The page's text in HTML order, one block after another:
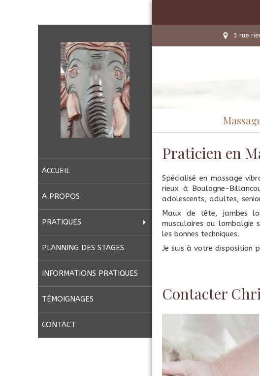
ACCUEIL
A PROPOS
PRATIQUES
PLANNING DES STAGES
INFORMATIONS PRATIQUES
TÉMOIGNAGES
CONTACT
3 rue
Praticien en
Spécialisé en massage
rieux à Boulogne-
adolescents, adultes,
Maux de tête, jambes
musculaires ou lombalgie
les bonnes techniques.
Je suis à votre disposition
Contacter